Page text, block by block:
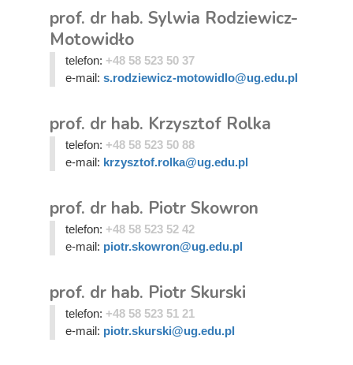
prof. dr hab. Sylwia Rodziewicz-
Motowidło
telefon: +48 58 523 50 37
e-mail: s.rodziewicz-motowidlo@ug.edu.pl
prof. dr hab. Krzysztof Rolka
telefon: +48 58 523 50 88
e-mail: krzysztof.rolka@ug.edu.pl
prof. dr hab. Piotr Skowron
telefon: +48 58 523 52 42
e-mail: piotr.skowron@ug.edu.pl
prof. dr hab. Piotr Skurski
telefon: +48 58 523 51 21
e-mail: piotr.skurski@ug.edu.pl